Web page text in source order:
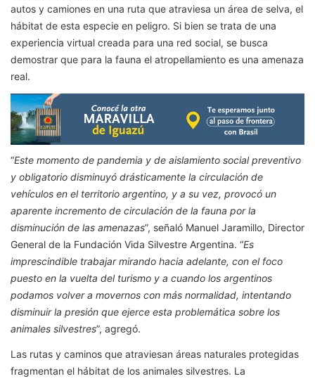
autos y camiones en una ruta que atraviesa un área de selva, el
hábitat de esta especie en peligro. Si bien se trata de una
experiencia virtual creada para una red social, se busca
demostrar que para la fauna el atropellamiento es una amenaza
real.
“Este momento de pandemia y de aislamiento social preventivo
y obligatorio disminuyó drásticamente la circulación de
vehículos en el territorio argentino, y a su vez, provocó un
aparente incremento de circulación de la fauna por la
disminución de las amenazas”, señaló Manuel Jaramillo, Director
General de la Fundación Vida Silvestre Argentina. “Es
imprescindible trabajar mirando hacia adelante, con el foco
puesto en la vuelta del turismo y a cuando los argentinos
podamos volver a movernos con más normalidad, intentando
disminuir la presión que ejerce esta problemática sobre los
animales silvestres”, agregó.
Las rutas y caminos que atraviesan áreas naturales protegidas
fragmentan el hábitat de los animales silvestres. La